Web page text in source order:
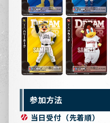
参加方法
当日受付（先着順）